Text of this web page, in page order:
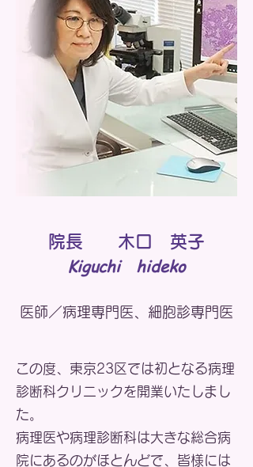
院長 木口 英子
Kiguchi hideko
医師／病理専門医、細胞診専門医
この度、東京23区では初となる病理
診断科クリニックを開業いたしまし
た。
病理医や病理診断科は大きな総合病
院にあるのがほとんどで、皆様には